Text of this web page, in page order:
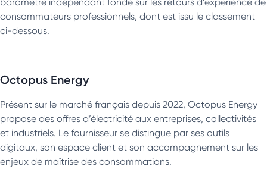
baromètre indépendant fondé sur les retours d’expérience de
consommateurs professionnels, dont est issu le classement
ci-dessous.
Octopus Energy
Présent sur le marché français depuis 2022, Octopus Energy
propose des offres d’électricité aux entreprises, collectivités
et industriels. Le fournisseur se distingue par ses outils
digitaux, son espace client et son accompagnement sur les
enjeux de maîtrise des consommations.